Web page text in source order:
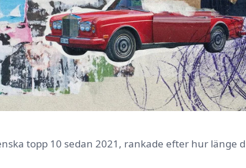
topp 10 sedan 2021, rankade efter hur länge